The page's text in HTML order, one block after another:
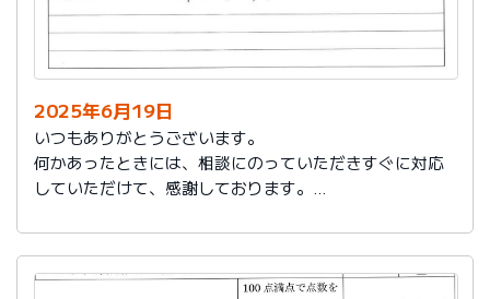
2025年6月19日
いつもありがとうございます。
何かあったときには、相談にのっていただきすぐに対応
していただけて、感謝しております。